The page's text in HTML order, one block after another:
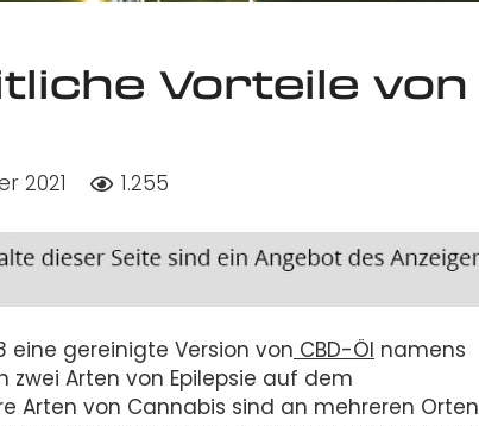
Vorteile von
2021 1.255
eine gereinigte Version von CBD-Öl
namens
zwei Arten von Epilepsie auf dem
Arten von Cannabis sind an mehreren Orten